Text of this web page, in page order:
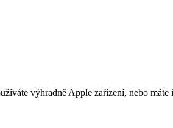
výhradně Apple zařízení, nebo